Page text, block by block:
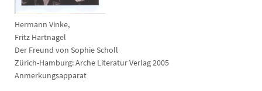
Hermann Vinke,
Fritz Hartnagel
Der Freund von Sophie Scholl
Zürich-Hamburg: Arche Literatur Verlag 2005
Anmerkungsapparat